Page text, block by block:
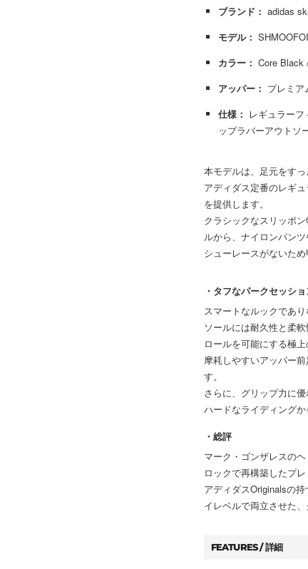
ブランド： adidas
モデル：
カラー： Core Black
アッパー： プレミア
仕様： レギュラー
ップラバーアウトソ
本モデルは、足元をす
アディダス定番のレギ
を提供します。
クラシックなスリッポ
ルから、ナイロンパン
シューレースがないた
・タフなパークセッシ
スマートなルックであ
ソールには耐久性と柔
ロールを可能にする極上
摩耗しやすいアッパー
す。
さらに、グリップ力に
ハードなライディング
・総評
マーク・ゴンザレスの
ロックで再構築したプレ
アディダスOriginalsの
イレベルで両立させた
FEATURES / 詳細